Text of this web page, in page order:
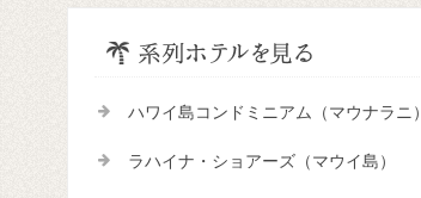
ハワイ島コンドミニアム（マウナラニ）
ラハイナ・ショアーズ（マウイ島）